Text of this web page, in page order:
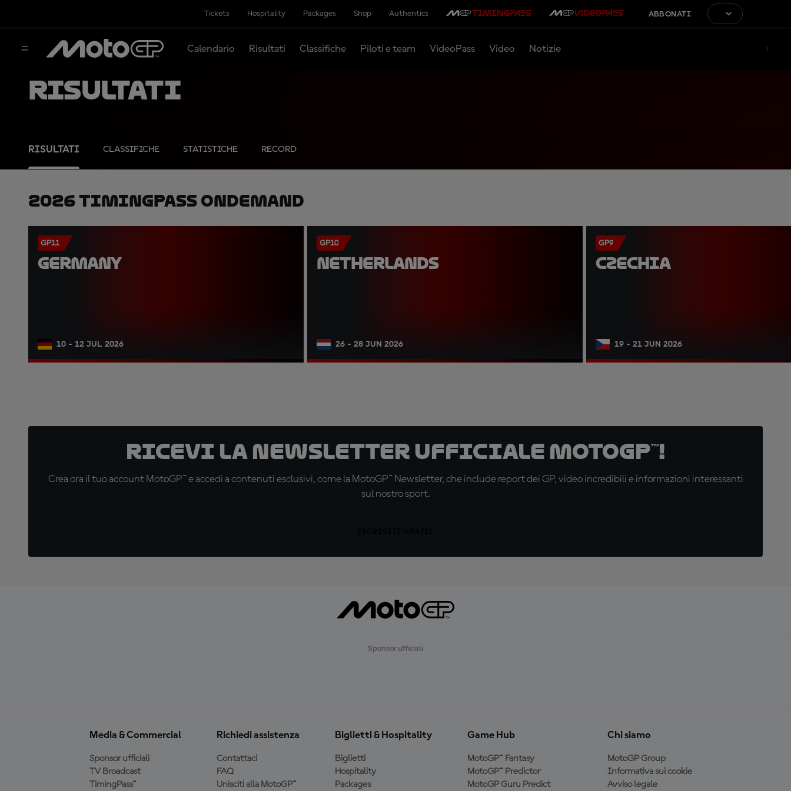
Tickets Hospitality Packages Shop Authentics ABBONATI
Calendario Risultati Classifiche Piloti e team VideoPass Video Notizie
Risultati
RISULTATI CLASSIFICHE STATISTICHE RECORD
2026 TimingPass OnDemand
GP11
GERMANY
10 - 12 JUL 2026
GP10
NETHERLANDS
26 - 28 JUN 2026
GP9
CZECHIA
19 - 21 JUN 2026
Ricevi la newsletter ufficiale MotoGP™!
Crea ora il tuo account MotoGP™ e accedi a contenuti esclusivi, come la MotoGP™ Newsletter, che include report dei GP, video incredibili e informazioni interessanti
sul nostro sport.
Sponsor ufficiali
Media & Commercial
Sponsor ufficiali
TV Broadcast
TimingPass™
Richiedi assistenza
Contattaci
FAQ
Unisciti alla MotoGP™
Biglietti & Hospitality
Biglietti
Hospitality
Packages
Game Hub
MotoGP™ Fantasy
MotoGP™ Predictor
MotoGP Guru Predict
Chi siamo
MotoGP Group
Informativa sui cookie
Avviso legale